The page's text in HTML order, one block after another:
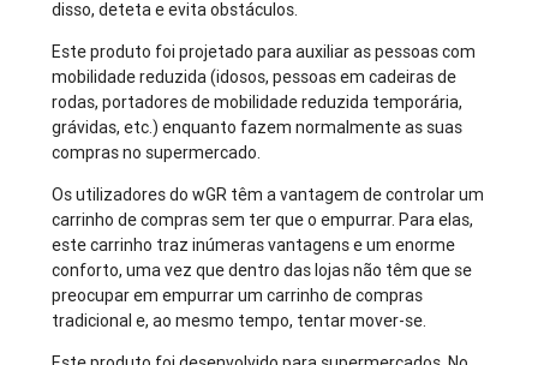
disso, deteta e evita obstáculos.
Este produto foi projetado para auxiliar as pessoas com
mobilidade reduzida (idosos, pessoas em cadeiras de
rodas, portadores de mobilidade reduzida temporária,
grávidas, etc.) enquanto fazem normalmente as suas
compras no supermercado.
Os utilizadores do wGR têm a vantagem de controlar um
carrinho de compras sem ter que o empurrar. Para elas,
este carrinho traz inúmeras vantagens e um enorme
conforto, uma vez que dentro das lojas não têm que se
preocupar em empurrar um carrinho de compras
tradicional e, ao mesmo tempo, tentar mover-se.